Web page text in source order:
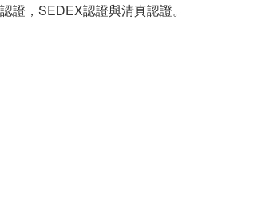
，SEDEX認證與清真認證。